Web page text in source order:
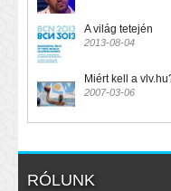
A világ tetején
2013-08-04
Miért kell a
2007-03-06
RÓLUNK